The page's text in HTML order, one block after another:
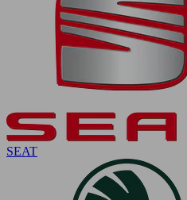
SEAT